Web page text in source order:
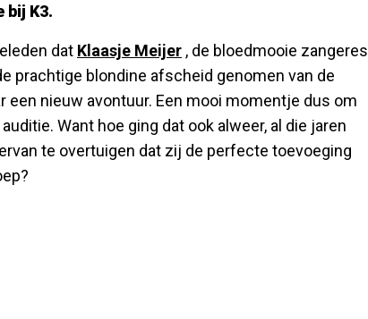
bij K3.
dat Klaasje Meijer , de bloedmooie zangeres
prachtige blondine afscheid genomen van de
een nieuw avontuur. Een mooi momentje dus om
Want hoe ging dat ook alweer, al die jaren
te overtuigen dat zij de perfecte toevoeging